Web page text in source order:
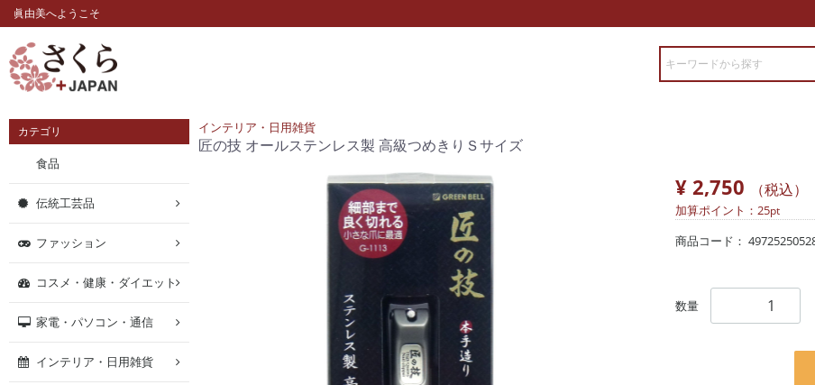
眞由美へようこそ
インテリア・日用雑貨
匠の技 オールステンレス製 高級つめきりＳサイズ
¥ 2,750 （税込）
加算ポイント： 25pt
商品コード：
数量
カテゴリ
食品
伝統工芸品
ファッション
コスメ・健康・ダイエット
家電・パソコン・通信
インテリア・日用雑貨